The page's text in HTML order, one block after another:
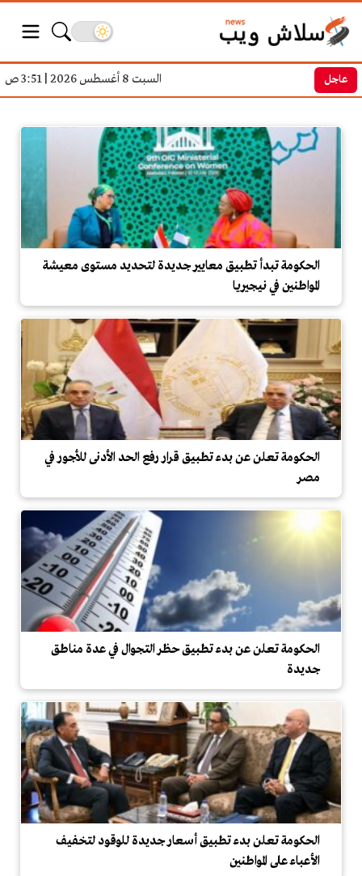
عاجل الحكومة تبدأ تطبيق معاييرالسبت 8 أغسطس 2026 | 3:51 ص
الحكومة تبدأ تطبيق معايير جديدة لتحديد مستوى معيشة
المواطنين في نيجيريا
الحكومة تعلن عن بدء تطبيق قرار رفع الحد الأدنى للأجور في
مصر
الحكومة تعلن عن بدء تطبيق حظر التجوال في عدة مناطق
جديدة
الحكومة تعلن بدء تطبيق أسعار جديدة للوقود لتخفيف
الأعباء على المواطنين